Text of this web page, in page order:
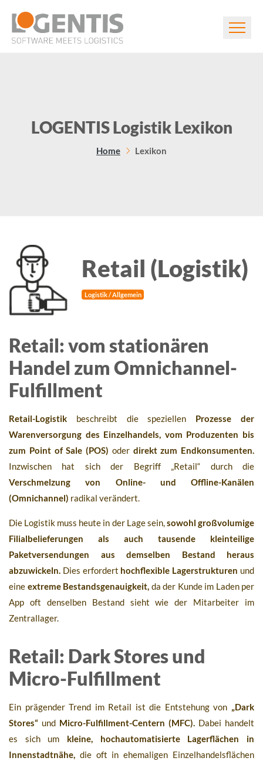
LOGENTIS Logistik Lexikon
Home Lexikon
Retail (Logistik)
Logistik / Allgemein
Retail: vom stationären
Handel zum Omnichannel-
Fulfillment
Retail-Logistik beschreibt die speziellen Prozesse der
Warenversorgung des Einzelhandels, vom Produzenten bis
zum Point of Sale (POS) oder direkt zum Endkonsumenten.
Inzwischen hat sich der Begriff „Retail“ durch die
Verschmelzung von Online- und Offline-Kanälen
(Omnichannel) radikal verändert.
Die Logistik muss heute in der Lage sein,sowohl großvolumige
Filialbelieferungen als auch tausende kleinteilige
Paketversendungen aus demselben Bestand heraus
abzuwickeln. Dies erfordert hochflexible Lagerstrukturen und
eine extreme Bestandsgenauigkeit, da der Kunde im Laden per
App oft denselben Bestand sieht wie der Mitarbeiter im
Zentrallager.
Retail: Dark Stores und
Micro-Fulfillment
Ein prägender Trend im Retail ist die Entstehung von „Dark
Stores“ und Micro-Fulfillment-Centern (MFC). Dabei handelt
es sich um kleine, hochautomatisierte Lagerflächen in
Innenstadtnähe, die oft in ehemaligen Einzelhandelsflächen